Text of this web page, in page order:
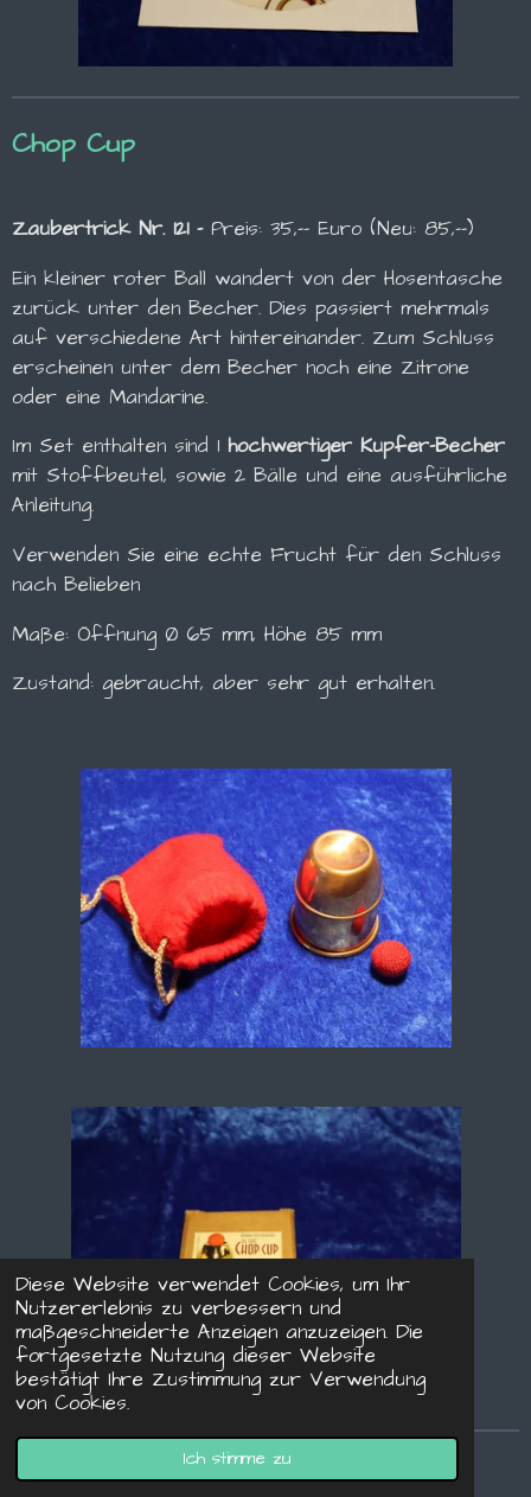
Diese Website verwendet Cookies, um Ihr
Nutzererlebnis zu verbessern und
maßgeschneiderte Anzeigen anzuzeigen. Die
fortgesetzte Nutzung dieser Website
bestätigt Ihre Zustimmung zur Verwendung
von Cookies.
Ich stimme zu
Chop Cup
Zaubertrick Nr. 121 - Preis: 35,-- Euro (Neu: 85,--)
Ein kleiner roter Ball wandert von der Hosentasche
zurück unter den Becher. Dies passiert mehrmals
auf verschiedene Art hintereinander. Zum Schluss
erscheinen unter dem Becher noch eine Zitrone
oder eine Mandarine.
Im Set enthalten sind 1 hochwertiger Kupfer-Becher
mit Stoffbeutel, sowie 2 Bälle und eine ausführliche
Anleitung.
Verwenden Sie eine echte Frucht für den Schluss
nach Belieben
Maße: Öffnung Ø 65 mm, Höhe 85 mm
Zustand: gebraucht, aber sehr gut erhalten.
Becherspiel